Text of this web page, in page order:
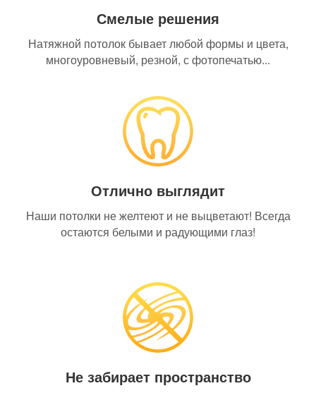
Смелые решения
Натяжной потолок бывает любой формы и цвета,
многоуровневый, резной, с фотопечатью...
Отлично выглядит
Наши потолки не желтеют и не выцветают! Всегда
остаются белыми и радующими глаз!
Не забирает пространство